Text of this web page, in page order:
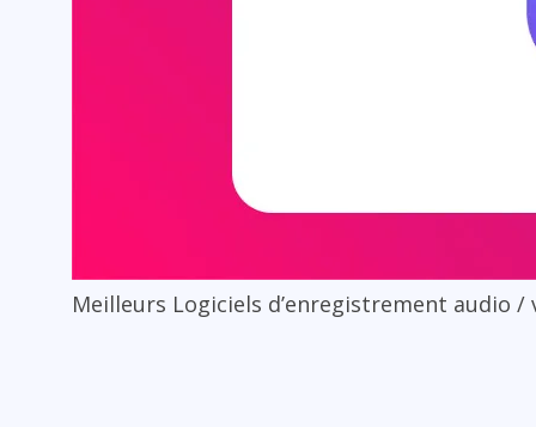
Meilleurs Logiciels d’enregistrement audio /